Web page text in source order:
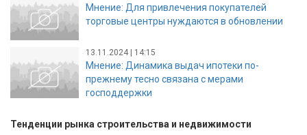
Мнение: Для привлечения покупателей
торговые центры нуждаются в обновлении
13.11.2024 | 14:15
Мнение: Динамика выдач ипотеки по-
прежнему тесно связана с мерами
господдержки
Тенденции рынка строительства и недвижимости